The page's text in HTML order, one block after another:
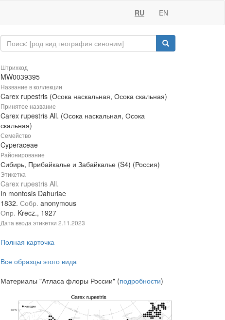
RU EN
Штрихкод
MW0039395
Название в коллекции
Carex rupestris (Осока наскальная, Осока скальная)
Принятое название
Carex rupestris All. (Осока наскальная, Осока
скальная)
Семейство
Cyperaceae
Районирование
Сибирь, Прибайкалье и Забайкалье (S4) (Россия)
Этикетка
Carex rupestris All.
In montosis Dahuriae
1832. Собр. anonymous
Опр. Krecz., 1927
Дата ввода этикетки 2.11.2023
Полная карточка
Все образцы этого вида
Материалы "Атласа флоры России" (подробности)